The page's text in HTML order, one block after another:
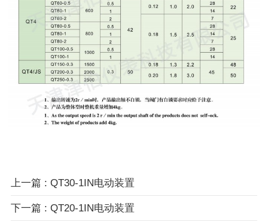
上一篇 : QT30-1IN电动装置
下一篇 : QT20-1IN电动装置